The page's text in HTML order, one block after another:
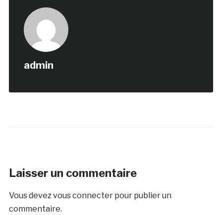
admin
Laisser un commentaire
Vous devez vous connecterpour publier un
commentaire.